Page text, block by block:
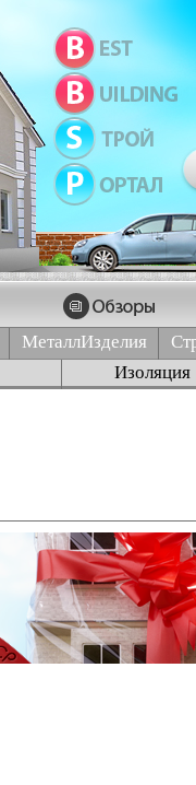
МеталлИзделия
Изоляция